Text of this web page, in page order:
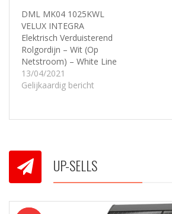
DML MK04 1025KWL
VELUX INTEGRA
Elektrisch Verduisterend
Rolgordijn – Wit (Op
Netstroom) – White Line
13/04/2021
Gelijkaardig bericht
UP-SELLS